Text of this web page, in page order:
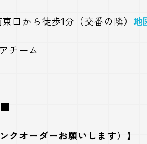
ら徒歩1分（交番の隣） 地
チーム
クオーダーお願いします）】